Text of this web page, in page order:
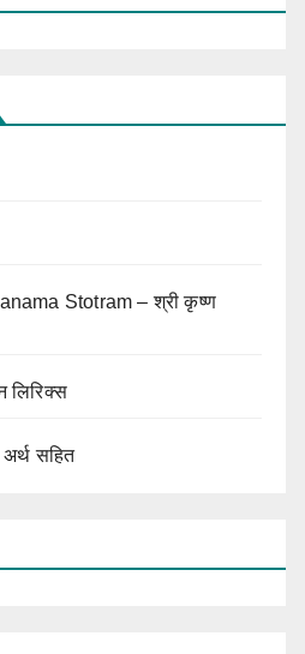
Stotram – श्री कृष्ण
लिरिक्स
अर्थ सहित